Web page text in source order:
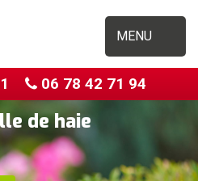
MENU
06 78 42 71 94
de haie